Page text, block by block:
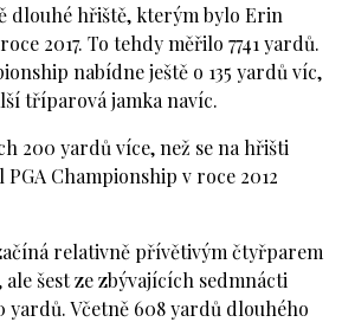
dlouhé hřiště, kterým bylo Erin
2017. To tehdy měřilo 7741 yardů.
nabídne ještě o 135 yardů víc,
tříparová jamka navíc.
200 yardů více, než se na hřišti
Championship v roce 2012
relativně přívětivým čtyřparem
šest ze zbývajících sedmnácti
yardů. Včetně 608 yardů dlouhého